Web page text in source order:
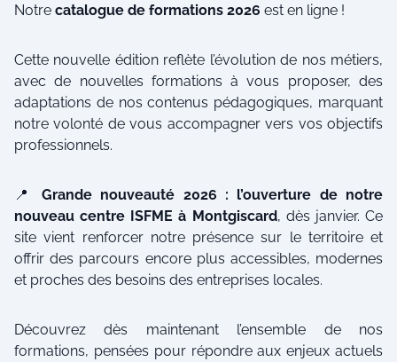
Notre catalogue de formations 2026 est en ligne !
Cette nouvelle édition reflète l’évolution de nos métiers,
avec de nouvelles formations à vous proposer, des
adaptations de nos contenus pédagogiques, marquant
notre volonté de vous accompagner vers vos objectifs
professionnels.
📍 Grande nouveauté 2026 : l’ouverture de notre
nouveau centre ISFME à Montgiscard, dès janvier. Ce
site vient renforcer notre présence sur le territoire et
offrir des parcours encore plus accessibles, modernes
et proches des besoins des entreprises locales.
Découvrez dès maintenant l’ensemble de nos
formations, pensées pour répondre aux enjeux actuels